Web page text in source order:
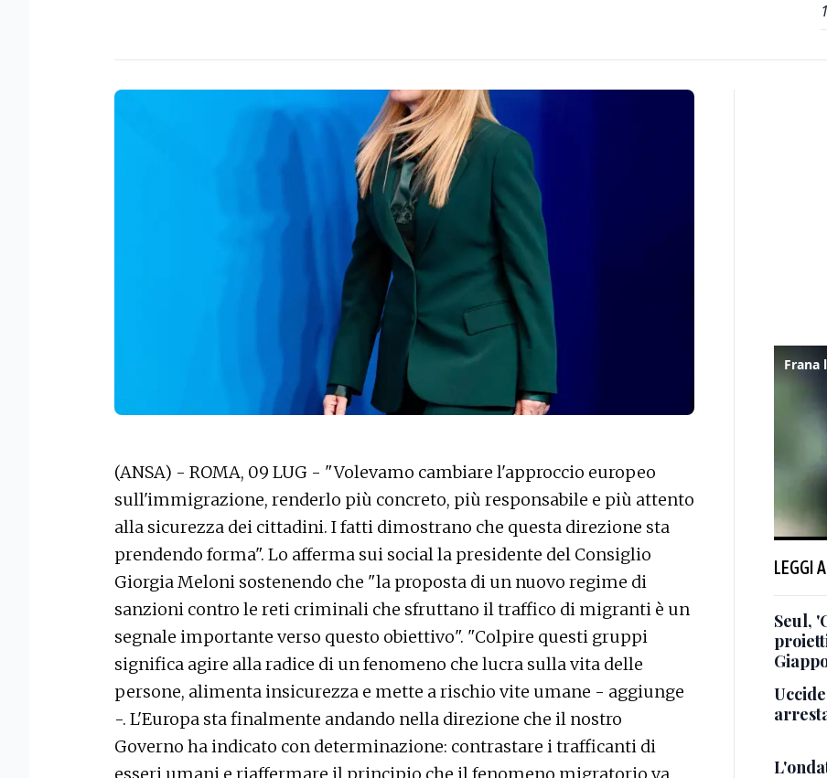
1
(ANSA) - ROMA, 09 LUG - "Volevamo cambiare l'approccio europeo
sull'immigrazione, renderlo più concreto, più responsabile e più attento
alla sicurezza dei cittadini. I fatti dimostrano che questa direzione sta
prendendo forma". Lo afferma sui social la presidente del Consiglio
Giorgia Meloni sostenendo che "la proposta di un nuovo regime di
sanzioni contro le reti criminali che sfruttano il traffico di migranti è un
segnale importante verso questo obiettivo". "Colpire questi gruppi
significa agire alla radice di un fenomeno che lucra sulla vita delle
persone, alimenta insicurezza e mette a rischio vite umane - aggiunge
-. L'Europa sta finalmente andando nella direzione che il nostro
Governo ha indicato con determinazione: contrastare i trafficanti di
LEGGI
Seul,